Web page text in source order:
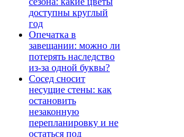
доступны круглый
год
Опечатка в
завещании: можно ли
потерять наследство
из-за одной буквы?
Сосед сносит
несущие стены: как
остановить
незаконную
перепланировку и не
остаться под